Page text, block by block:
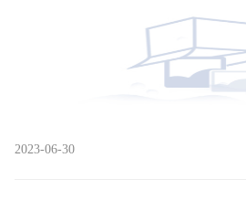
2023-06-30